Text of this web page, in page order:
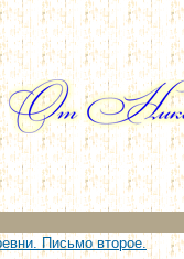
Письмо второе.